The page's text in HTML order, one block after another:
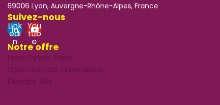
69006 Lyon, Auvergne-Rhône-Alpes, France
Suivez-nous
Link
edi
n
You
tub
e
Notre offre
Lyon Cyber Expo
Open Source Experience
Devops Rex